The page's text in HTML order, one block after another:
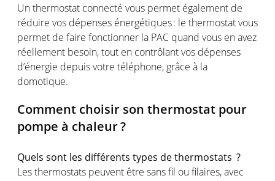
Un thermostat connecté vous permet également de
réduire vos dépenses énergétiques: le thermostatvous
permet de faire fonctionner la PAC quand vous enavez
réellement besoin, tout en contrôlantvos dépenses
d’énergie depuisvotre téléphone, grâce à la
domotique.
Comment choisir son thermostat pour
pompe à chaleur?
Quels sont les différents types dethermostats ?
Les thermostats peuvent être sans fil ou filaires, avec